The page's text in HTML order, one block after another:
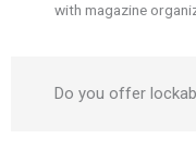
with magazine
Do you offer